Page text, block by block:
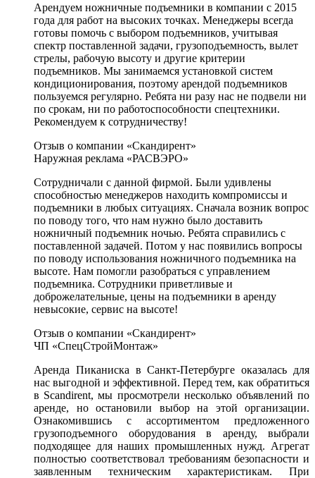
Арендуем ножничные подъемники в компании с 2015
года для работ на высоких точках. Менеджеры всегда
готовы помочь с выбором подъемников, учитывая
спектр поставленной задачи, грузоподъемность, вылет
стрелы, рабочую высоту и другие критерии
подъемников. Мы занимаемся установкой систем
кондиционирования, поэтому арендой подъемников
пользуемся регулярно. Ребята ни разу нас не подвели ни
по срокам, ни по работоспособности спецтехники.
Рекомендуем к сотрудничеству!
Отзыв о компании «Скандирент»
Наружная реклама «РАСВЭРО»
Сотрудничали с данной фирмой. Были удивлены
способностью менеджеров находить компромиссы и
подъемники в любых ситуациях. Сначала возник вопрос
по поводу того, что нам нужно было доставить
ножничный подъемник ночью. Ребята справились с
поставленной задачей. Потом у нас появились вопросы
по поводу использования ножничного подъемника на
высоте. Нам помогли разобраться с управлением
подъемника. Сотрудники приветливые и
доброжелательные, цены на подъемники в аренду
невысокие, сервис на высоте!
Отзыв о компании «Скандирент»
ЧП «СпецСтройМонтаж»
Аренда Пиканиска в Санкт-Петербурге оказалась для
нас выгодной и эффективной. Перед тем, как обратиться
в Scandirent, мы просмотрели несколько объявлений по
аренде, но остановили выбор на этой организации.
Ознакомившись с ассортиментом предложенного
грузоподъемного оборудования в аренду, выбрали
подходящее для наших промышленных нужд. Агрегат
полностью соответствовал требованиям безопасности и
заявленным техническим характеристикам. При